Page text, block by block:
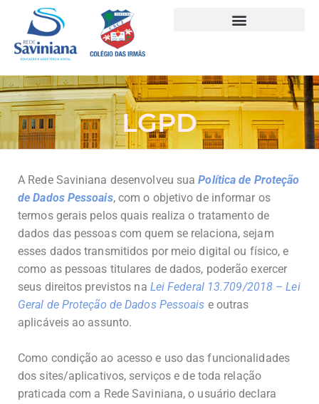
LGPD
A Rede Saviniana desenvolveu suaPolítica de Proteção
de Dados Pessoais, com o objetivo de informar os
termos gerais pelos quais realiza o tratamento de
dados das pessoas com quem se relaciona, sejam
esses dados transmitidos por meio digital ou físico, e
como as pessoas titulares de dados, poderão exercer
seus direitos previstos na Lei Federal 13.709/2018 – Lei
Geral de Proteção de Dados Pessoais e outras
aplicáveis ao assunto.
Como condição ao acesso e uso das funcionalidades
dos sites/aplicativos, serviços e de toda relação
praticada com a Rede Saviniana, o usuário declara